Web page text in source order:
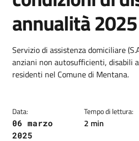
annualità 2025
Dettagli della
Servizio di assistenza domiciliare
anziani non autosufficienti, disabili
residenti nel Comune di Mentana.
Data:
06 marzo
2025
Tempo di lettura:
2 min